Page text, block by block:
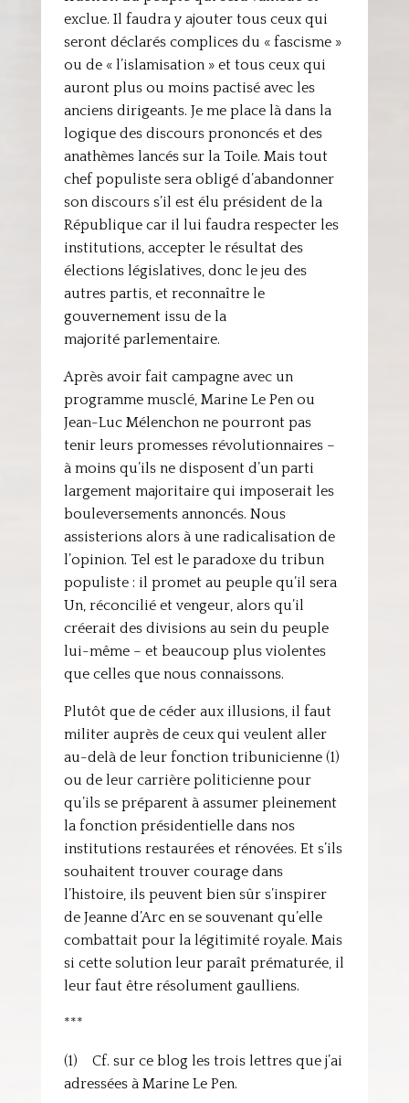
exclue. Il faudra y ajouter tous ceux qui
seront déclarés complices du « fascisme »
ou de « l’islamisation » et tous ceux qui
auront plus ou moins pactisé avec les
anciens dirigeants. Je me place là dans la
logique des discours prononcés et des
anathèmes lancés sur la Toile. Mais tout
chef populiste sera obligé d’abandonner
son discours s’il est élu président de la
République car il lui faudra respecter les
institutions, accepter le résultat des
élections législatives, donc le jeu des
autres partis, et reconnaître le
gouvernement issu de la
majorité parlementaire.
Après avoir fait campagne avec un
programme musclé, Marine Le Pen ou
Jean-Luc Mélenchon ne pourront pas
tenir leurs promesses révolutionnaires –
à moins qu’ils ne disposent d’un parti
largement majoritaire qui imposerait les
bouleversements annoncés. Nous
assisterions alors à une radicalisation de
l’opinion. Tel est le paradoxe du tribun
populiste : il promet au peuple qu’il sera
Un, réconcilié et vengeur, alors qu’il
créerait des divisions au sein du peuple
lui-même – et beaucoup plus violentes
que celles que nous connaissons.
Plutôt que de céder aux illusions, il faut
militer auprès de ceux qui veulent aller
au-delà de leur fonction tribunicienne (1)
ou de leur carrière politicienne pour
qu’ils se préparent à assumer pleinement
la fonction présidentielle dans nos
institutions restaurées et rénovées. Et s’ils
souhaitent trouver courage dans
l’histoire, ils peuvent bien sûr s’inspirer
de Jeanne d’Arc en se souvenant qu’elle
combattait pour la légitimité royale. Mais
si cette solution leur paraît prématurée, il
leur faut être résolument gaulliens.
***
(1) Cf. sur ce blog les trois lettres que j’ai
adressées à Marine Le Pen.